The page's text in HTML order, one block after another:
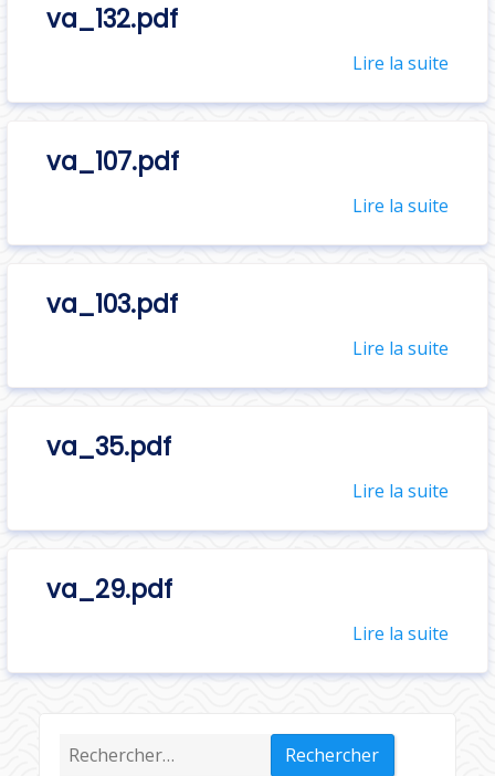
va_132.pdf
Lire la suite
va_107.pdf
Lire la suite
va_103.pdf
Lire la suite
va_35.pdf
Lire la suite
va_29.pdf
Lire la suite
Rechercher :